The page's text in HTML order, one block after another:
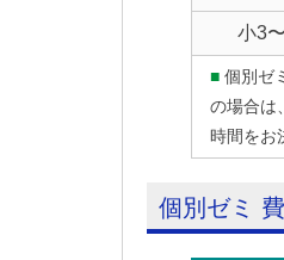
小3
■個別ゼ
の場合は
時間をお
個別ゼミ